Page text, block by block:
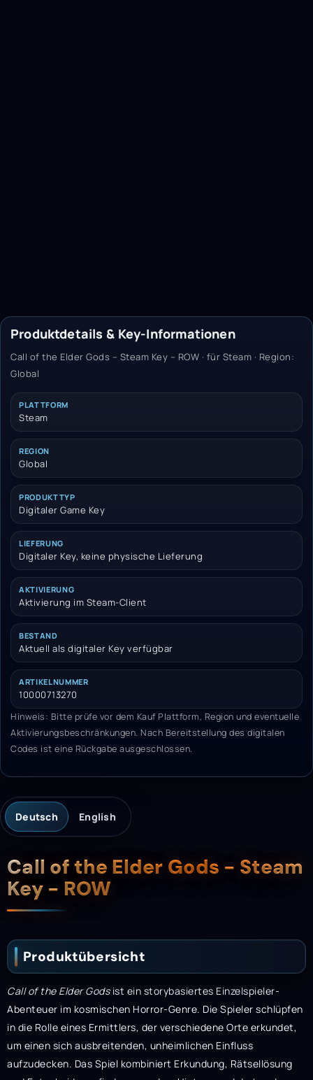
Produktdetails & Key-Informationen
Call of the Elder Gods – Steam Key – ROW · für Steam · Region:
Global
PLATTFORM
Steam
REGION
Global
PRODUKTTYP
Digitaler Game Key
LIEFERUNG
Digitaler Key, keine physische Lieferung
AKTIVIERUNG
Aktivierung im Steam-Client
BESTAND
Aktuell als digitaler Key verfügbar
ARTIKELNUMMER
10000713270
Hinweis: Bitte prüfe vor dem Kauf Plattform, Region und eventuelle
Aktivierungsbeschränkungen. Nach Bereitstellung des digitalen
Codes ist eine Rückgabe ausgeschlossen.
Deutsch English
Beschreibung
Call of the Elder Gods - Steam
Key - ROW
Produktübersicht
Call of the Elder Godsist ein storybasiertes Einzelspieler-
Abenteuer im kosmischen Horror-Genre. Die Spieler schlüpfen
in die Rolle eines Ermittlers, der verschiedene Orte erkundet,
um einen sich ausbreitenden, unheimlichen Einfluss
aufzudecken. Das Spiel kombiniert Erkundung, Rätsellösung